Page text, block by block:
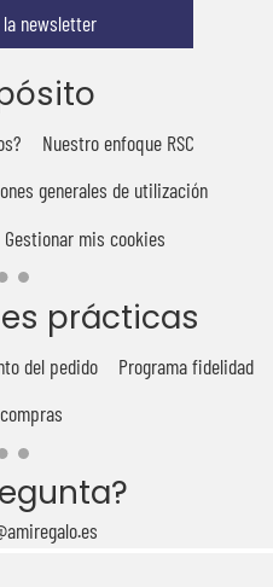
newsletter
Nuestro enfoque RSC
generales de utilización
Gestionar mis cookies
prácticas
del pedido
Programa fidelidad